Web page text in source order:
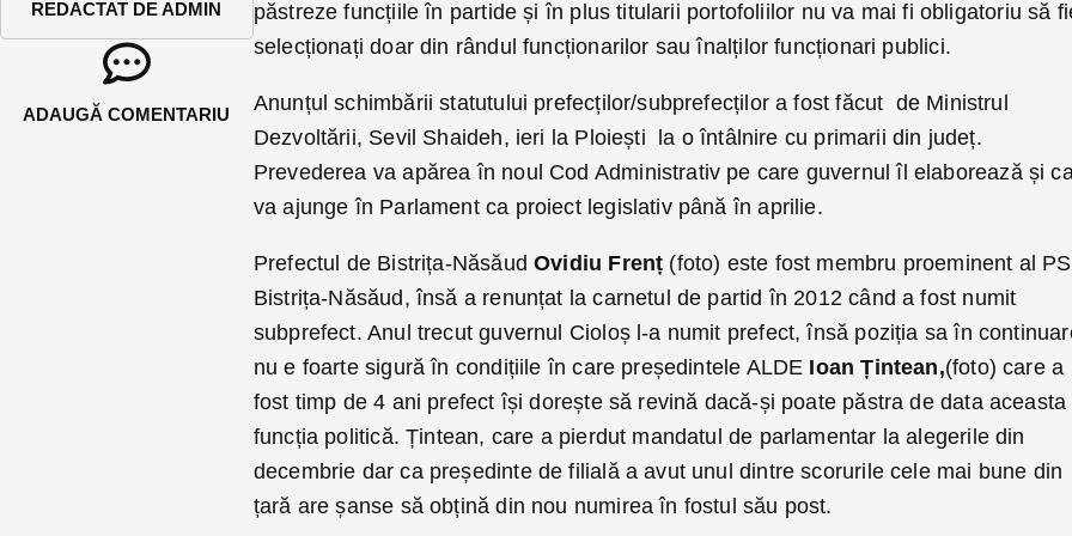
REDACTAT DE ADMIN
ADAUGĂ COMENTARIU
păstreze funcțiile în partide și în plus titularii portofoliilor nu va mai fi obligatoriu să
selecționați doar din rândul funcționarilor sau înalților funcționari publici.
Anunțul schimbării statutului prefecților/subprefecților a fost făcut de Ministrul
Dezvoltării, Sevil Shaideh, ieri la Ploiești la o întâlnire cu primarii din județ.
Prevederea va apărea în noul Cod Administrativ pe care guvernul îl elaborează și
va ajunge în Parlament ca proiect legislativ până în aprilie.
Prefectul de Bistrița-NăsăudOvidiu Frenț (foto) este fost membru proeminent al
Bistrița-Năsăud, însă a renunțat la carnetul de partid în 2012 când a fost numit
subprefect. Anul trecut guvernul Cioloș l-a numit prefect, însă poziția sa în
nu e foarte sigură în condițiile în care președintele ALDE Ioan Țintean,(foto) care a
fost timp de 4 ani prefect își dorește să revină dacă-și poate păstra de data aceasta
funcția politică. Țintean, care a pierdut mandatul de parlamentar la alegerile din
decembrie dar ca președinte de filială a avut unul dintre scorurile cele mai bune din
țară are șanse să obțină din nou numirea în fostul său post.